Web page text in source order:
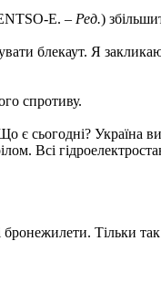
E. – Ред.)
блекаут. Я закликаю
спротиву.
сьогодні? Україна
Всі
бронежилети. Тільки